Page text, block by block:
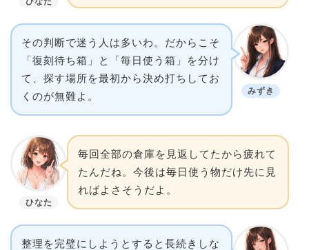
みずき
その判断で迷う人は多いわ。だからこそ
「復刻待ち箱」と「毎日使う箱」を分け
て、探す場所を最初から決め打ちしてお
くのが無難よ。
ひなた
毎回全部の倉庫を見返してたから疲れて
たんだね。今後は毎日使う物だけ先に見
ればよさそうだよ。
整理を完璧にしようとすると長続きしな